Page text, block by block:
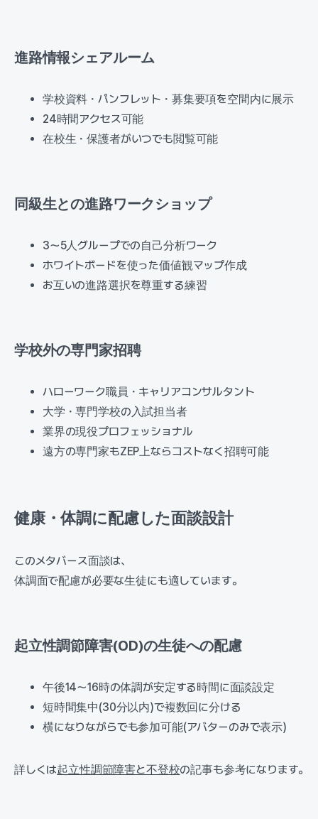
進路情報シェアルーム
学校資料・パンフレット・募集要項を空間内に展示
24時間アクセス可能
在校生・保護者がいつでも閲覧可能
同級生との進路ワークショップ
3〜5人グループでの自己分析ワーク
ホワイトボードを使った価値観マップ作成
お互いの進路選択を尊重する練習
学校外の専門家招聘
ハローワーク職員・キャリアコンサルタント
大学・専門学校の入試担当者
業界の現役プロフェッショナル
遠方の専門家もZEP上ならコストなく招聘可能
健康・体調に配慮した面談設計
このメタバース面談は、
体調面で配慮が必要な生徒にも適しています。
起立性調節障害(OD)の生徒への配慮
午後14〜16時の体調が安定する時間に面談設定
短時間集中(30分以内)で複数回に分ける
横になりながらでも参加可能(アバターのみで表示)
詳しくは起立性調節障害と不登校の記事も参考になります。